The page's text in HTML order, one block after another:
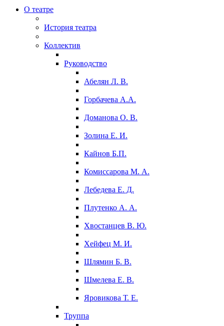
О театре
История театра
Коллектив
Руководство
Абелян Л. В.
Горбачева А.А.
Доманова О. В.
Золина Е. И.
Кайнов Б.П.
Комиссарова М. А.
Лебедева Е. Д.
Плутенко А. А.
Хвостанцев В. Ю.
Хейфец М. И.
Шлямин Б. В.
Шмелева Е. В.
Яровикова Т. Е.
Труппа